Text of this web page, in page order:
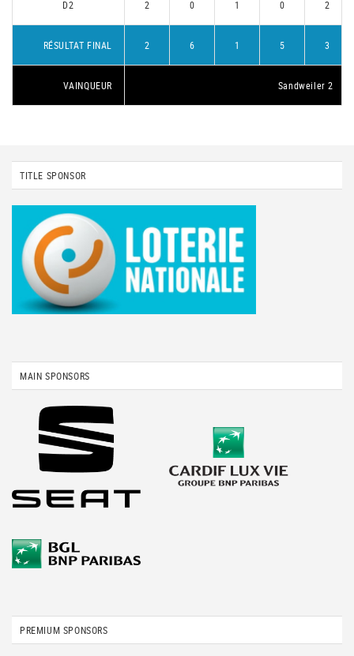
D2 2 0 1 0 2
RÉSULTAT FINAL 2 6 1 5 3
VAINQUEUR Sandweiler 2
TITLE SPONSOR
MAIN SPONSORS
PREMIUM SPONSORS